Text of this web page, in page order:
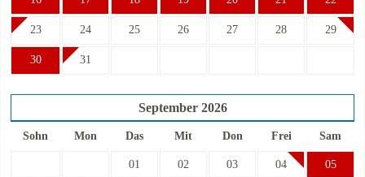
23 24 25 26 27 28 29
30 31
September 2026
Sohn Mon Das Mit Don Frei Sam
01 02 03 04 05